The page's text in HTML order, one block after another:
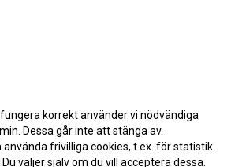
korrekt använder vi nödvändiga
Dessa går inte att stänga av.
använda frivilliga cookies, t.ex. för statistik
väljer själv om du vill acceptera dessa.